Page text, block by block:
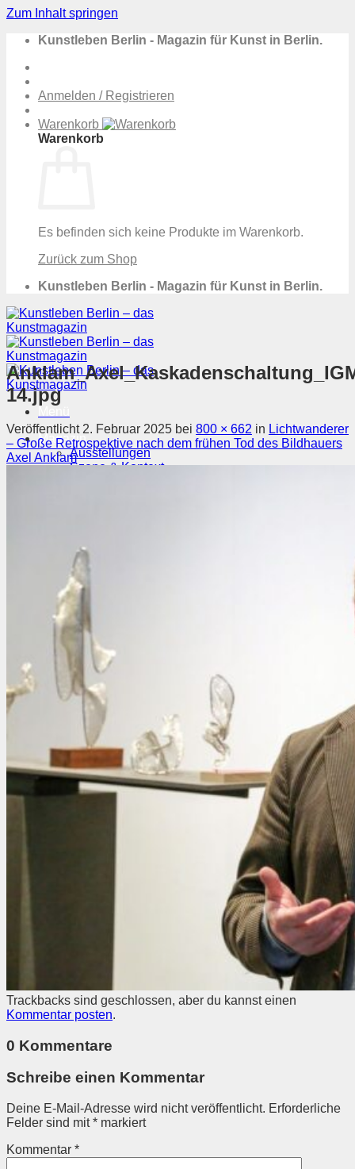
Zum Inhalt springen
Kunstleben Berlin - Magazin für Kunst in Berlin.
Anmelden / Registrieren
Warenkorb
Warenkorb
Es befinden sich keine Produkte im Warenkorb.
Zurück zum Shop
Kunstleben Berlin - Magazin für Kunst in Berlin.
Magazin
Ausstellungen
Szene & Kontext
Suchen nach:
14.jpg
Veröffentlicht 2. Februar 2025 bei 800 × 662 in Lichtwanderer
– Große Retrospektive nach dem frühen Tod des Bildhauers
Axel Anklam
Trackbacks sind geschlossen, aber du kannst einen
Kommentar posten.
0 Kommentare
Schreibe einen Kommentar
Deine E-Mail-Adresse wird nicht veröffentlicht. Erforderliche
Felder sind mit* markiert
Kommentar *